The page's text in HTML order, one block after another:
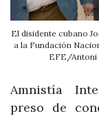
El disidente cubano
a la Fundación
EFE/Antoni
Amnistía
preso de